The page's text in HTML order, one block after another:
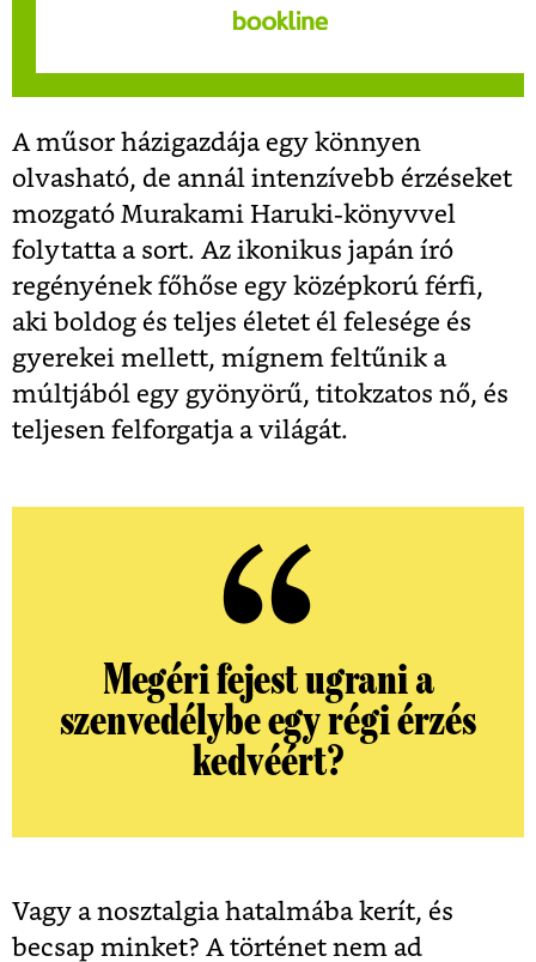
A műsor házigazdája egy könnyen
olvasható, de annál intenzívebb érzéseket
mozgató Murakami Haruki-könyvvel
folytatta a sort. Az ikonikus japán író
regényének főhőse egy középkorú férfi,
aki boldog és teljes életet él felesége és
gyerekei mellett, mígnem feltűnik a
múltjából egy gyönyörű, titokzatos nő, és
teljesen felforgatja a világát.
Megéri fejest ugrani a
szenvedélybe egy régi érzés
kedvéért?
Vagy a nosztalgia hatalmába kerít, és
becsap minket? A történet nem ad